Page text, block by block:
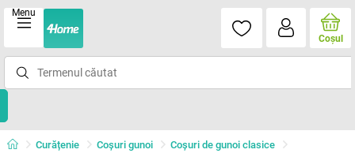
Menu
Coşul
Curățenie Coşuri gunoi Coşuri de gunoi clasice